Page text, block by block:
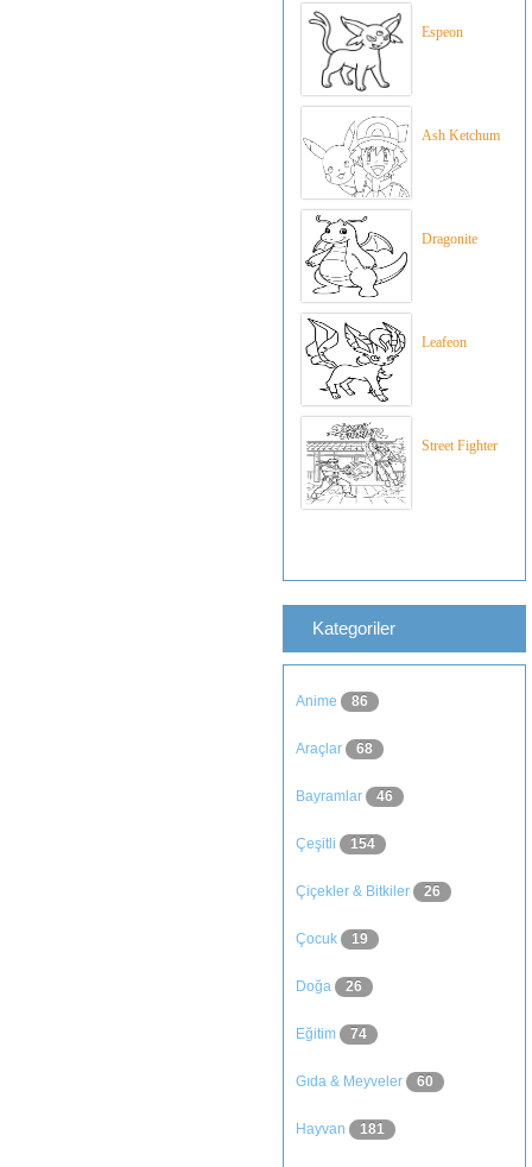
Espeon
Ash Ketchum
Dragonite
Leafeon
Street Fighter
Kategoriler
Anime 86
Araçlar 68
Bayramlar 46
Çeşitli 154
Çiçekler & Bitkiler 26
Çocuk 19
Doğa 26
Eğitim 74
Gıda & Meyveler 60
Hayvan 181